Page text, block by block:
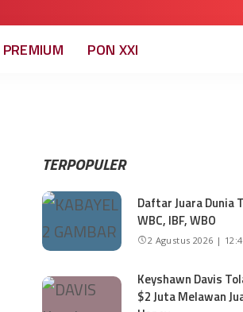
PREMIUM PON XXI
TERPOPULER
Daftar Juara Dunia
WBC, IBF, WBO
2 Agustus 2026 |
Keyshawn Davis
$2 Juta Melawan